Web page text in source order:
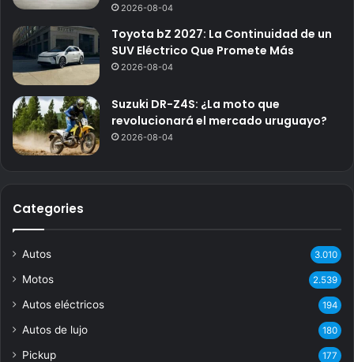
2026-08-04
Toyota bZ 2027: La Continuidad de un
SUV Eléctrico Que Promete Más
2026-08-04
Suzuki DR-Z4S: ¿La moto que
revolucionará el mercado uruguayo?
2026-08-04
Categories
Autos 3.010
Motos 2.539
Autos eléctricos 194
Autos de lujo 180
Pickup 177